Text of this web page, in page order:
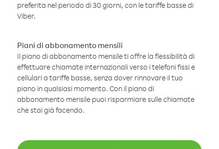
preferita nel periodo di 30 giorni, con le tariffe basse di
Viber.
Piani di abbonamento mensili
Il piano di abbonamento mensile ti offre la flessibilità di
effettuare chiamate internazionali verso i telefoni fissi e
cellulari a tariffe basse, senza dover rinnovare il tuo
piano in qualsiasi momento. Con il piano di
abbonamento mensile puoi risparmiare sulle chiamate
che stai già facendo.